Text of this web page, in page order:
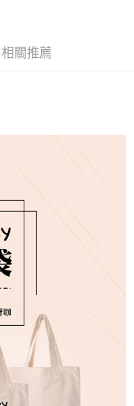
轉至「AFTEE先享後付」
連結，可透過四大超商／
易完成。
您需要取消訂單，請聯絡
有效，需透過AFTEE先享
面顯示為準，若有關於
請聯繫「AFTEE先享後付
support/home
先享後付」服務完成之交
交易相關給付款項請求債
相關推薦